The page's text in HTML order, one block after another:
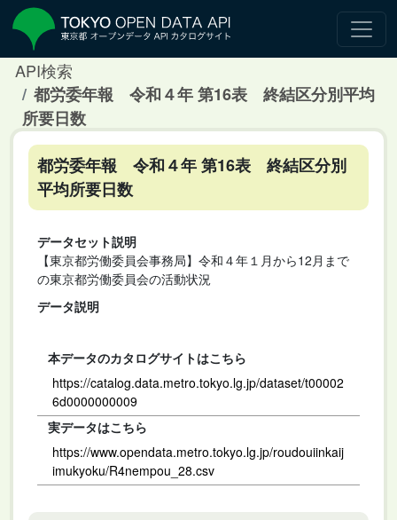
API検索
都労委年報 令和４年 第16表 終結区分別平均
所要日数
都労委年報 令和４年 第16表 終結区分別
平均所要日数
データセット説明
【東京都労働委員会事務局】令和４年１月から12月まで
の東京都労働委員会の活動状況
データ説明
本データのカタログサイトはこちら
https://catalog.data.metro.tokyo.lg.jp/dataset/t00002
6d0000000009
実データはこちら
https://www.opendata.metro.tokyo.lg.jp/roudouiinkaij
imukyoku/R4nempou_28.csv